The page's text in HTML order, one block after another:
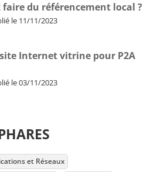
du référencement local ?
le 11/11/2023
Internet vitrine pour P2A
le 03/11/2023
et Réseaux